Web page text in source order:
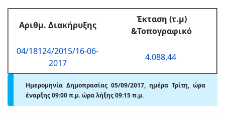
Αριθμ. Διακήρυξης
Έκταση (τ.μ)
&Τοπογραφικό
04/18124/2015/16-06-
2017
4.088,44
Ημερομηνία Δημοπρασίας 05/09/2017, ημέρα Τρίτη, ώρα
έναρξης09:00 π.μ.ώρα λήξης 09:15 π.μ.